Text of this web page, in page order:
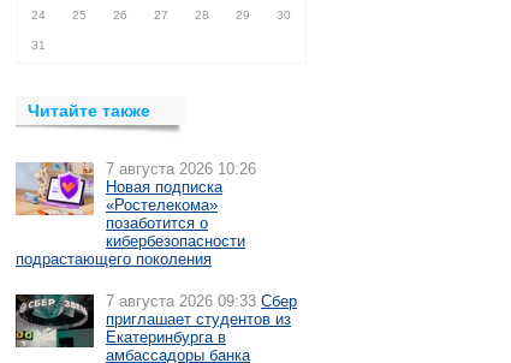
24 25 26 27 28 29 30
31
Читайте также
7 августа 2026 10:26
Новая подписка
«Ростелекома»
позаботится о
кибербезопасности
подрастающего поколения
7 августа 2026 09:33 Сбер
приглашает студентов из
Екатеринбурга в
амбассадоры банка